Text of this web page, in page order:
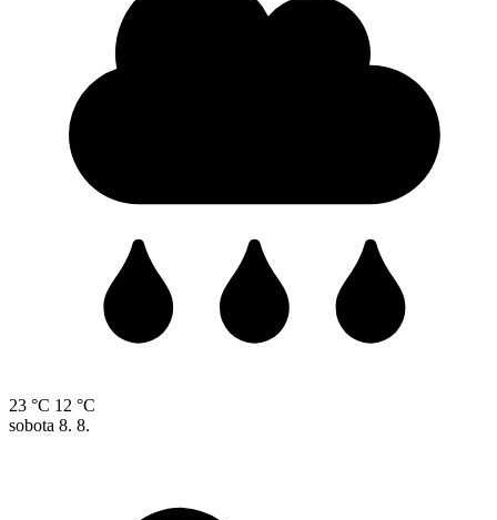
23 °C 12 °C
sobota 8. 8.